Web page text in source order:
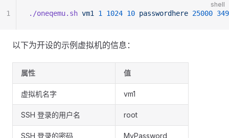
shell
./oneqemu.sh vm1 1 1024 10 passwordhere 25000
1
以下为开设的示例虚拟机的信息：
属性 值
虚拟机名字 vm1
SSH 登录的用户名 root
SSH 登录的密码 MyPassword